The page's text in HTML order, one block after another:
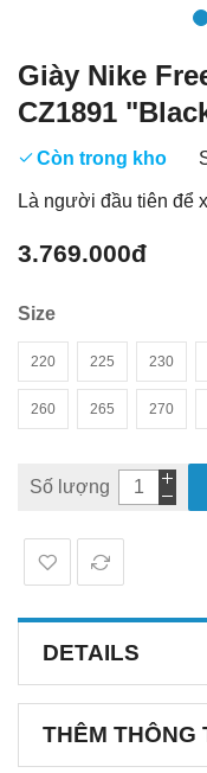
Giày Nike
CZ1891
Còn trong kho
Là người đầu tiên để
3.769.000đ
Size
220 225 230
260 265 270
Số lượng
DETAILS
THÊM THÔNG